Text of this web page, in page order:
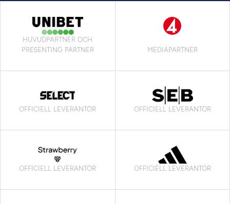
HUVUDPARTNER OCH
PRESENTING PARTNER
MEDIAPARTNER
OFFICIELL LEVERANTÖR OFFICIELL LEVERANTÖR
OFFICIELL LEVERANTÖR OFFICIELL LEVERANTÖR